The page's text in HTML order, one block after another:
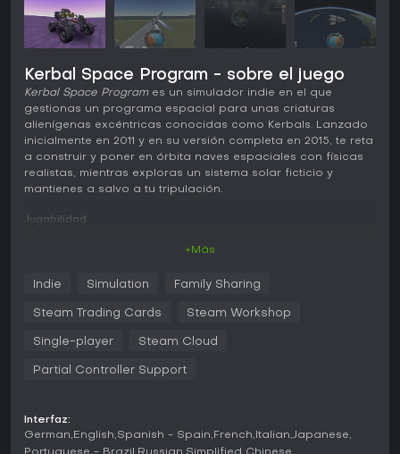
Kerbal Space Program - sobre el juego
Kerbal Space Programes un simulador indie en el que
gestionas un programa espacial para unas criaturas
alienígenas excéntricas conocidas como Kerbals. Lanzado
inicialmente en 2011 y en su versión completa en 2015, te reta
a construir y poner en órbita naves espaciales con físicas
realistas, mientras exploras un sistema solar ficticio y
mantienes a salvo a tu tripulación.
Jugabilidad
aerodinámicas y orbitales auténticas. Los controles de
vuelo exigen precisión para manejar despegues, órbitas y
entrenar Kerbals, capaces de realizar tareas como
extraes recursos. Las mecánicas de acoplamiento te
permiten unir naves para crear estaciones espaciales o
bases, y así ampliar las posibilidades de tu programa.
+Más
Indie Simulation Family Sharing
Steam Trading Cards Steam Workshop
Single-player Steam Cloud
Partial Controller Support
Interfaz:
German English Spanish - Spain French Italian Japanese